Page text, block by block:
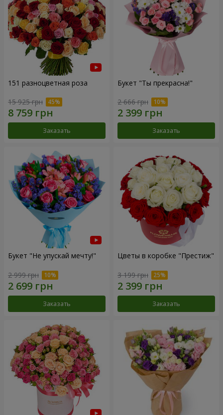
151 разноцветная роза
15 925 грн
Заказать
Букет "Ты прекрасна!"
2 666 грн
Заказать
Букет "Не упускай мечту!"
2 999 грн
Заказать
Цветы в коробке "Престиж"
3 199 грн
Заказать